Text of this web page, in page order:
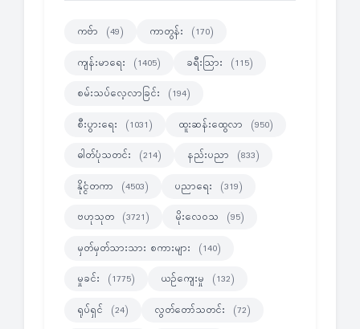
ကဗ်ာ (49) ကာတွန်း (170)
ကျန်းမာရေး (1405) ခရီးသြား (115)
စမ်းသပ်လေ့လာခြင်း (194)
စီးပွားရေး (1031) ထူးဆန်းထွေလာ (950)
ဓါတ်ပုံသတင်း (214) နည်းပညာ (833)
နိုင္ငံတကာ (4503) ပညာရေး (319)
ဗဟုသုတ (3721) မိုးလေဝသ (95)
မှတ်မှတ်သားသား စကားများ (140)
မှုခင်း (1775) ယဉ်ကျေးမှု (132)
ရုပ်ရှင် (24) လွတ်တော်သတင်း (72)